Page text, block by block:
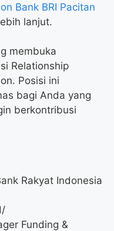
Bank BRI Pacitan
lanjut.
membuka
Relationship
Posisi ini
bagi Anda yang
berkontribusi
Rakyat Indonesia
Funding &